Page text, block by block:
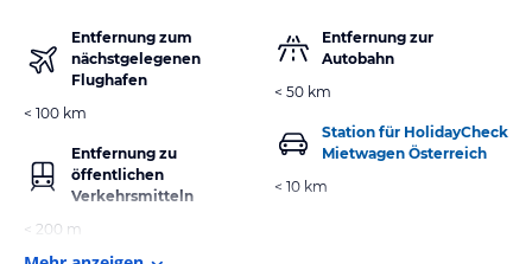
Entfernung zum
nächstgelegenen
Flughafen
< 100 km
Entfernung zu
öffentlichen
Verkehrsmitteln
< 200 m
Entfernung zur
Autobahn
< 50 km
Station für HolidayCheck
Mietwagen Österreich
< 10 km